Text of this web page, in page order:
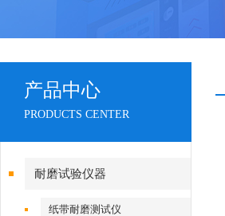
产品中心
PRODUCTS CENTER
耐磨试验仪器
纸带耐磨测试仪